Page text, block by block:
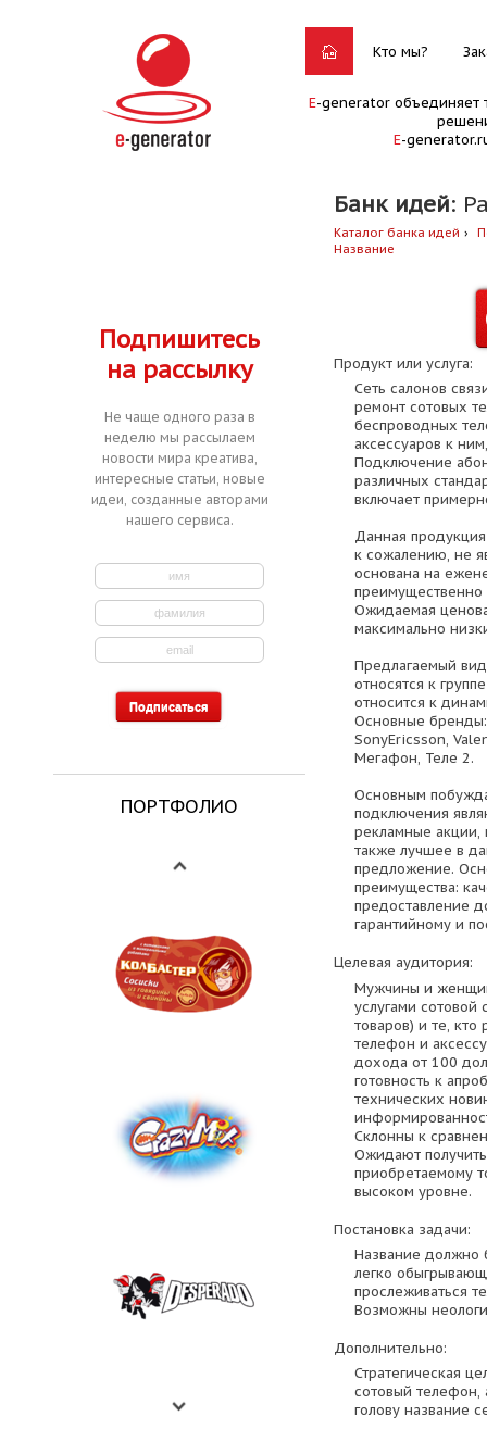
Кто мы?
E-generator объединяет
E-
Банк идей:
Каталог банка идей
Название
Подпишитесь
на рассылку
Не чаще одного раза в
неделю мы рассылаем
новости мира креатива,
интересные статьи, новые
идеи, созданные авторами
нашего сервиса.
ПОРТФОЛИО
Продукт или услуга:
Сеть салонов
ремонт сотовых
беспроводных
аксессуаров к
Подключение
различных
включает
Данная
к сожалению, не
основана на
преимущественно
Ожидаемая
максимально
Предлагаемый
относятся к
относится к
Основные бренды:
SonyEricsson,
Мегафон, Теле 2.
Основным
подключения
рекламные акции,
также лучшее в
предложение.
преимущества:
предоставление
гарантийному и
Целевая аудитория:
Мужчины и
услугами сотовой
товаров) и те,
телефон и
дохода от 100
готовность к
технических
Склонны к
Ожидают
приобретаемому
высоком уровне.
Постановка задачи:
Название должно
легко
прослеживаться
Возможны
Дополнительно:
Стратегическая
сотовый телефон,
голову название